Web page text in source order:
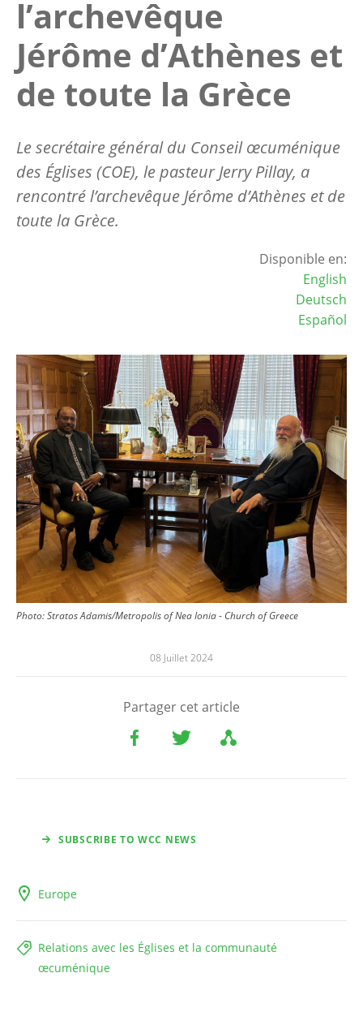
l’archevêque
Jérôme d’Athènes et
de toute la Grèce
Le secrétaire général du Conseil œcuménique
des Églises (COE), le pasteur Jerry Pillay, a
rencontré l’archevêque Jérôme d’Athènes et de
toute la Grèce.
Disponible en:
English
Deutsch
Español
Image
Photo:Stratos Adamis/Metropolis of Nea Ionia - Church of Greece
08 Juillet 2024
Partager cet article
SUBSCRIBE TO WCC NEWS
Europe
Relations avec les Églises et la communauté
œcuménique